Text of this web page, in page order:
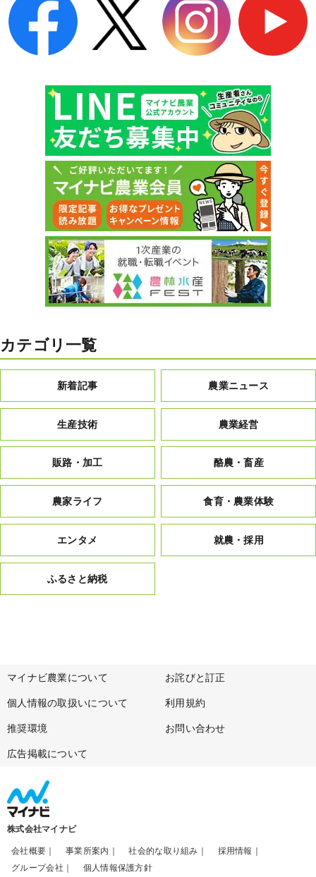
カテゴリ一覧
新着記事 農業ニュース
生産技術 農業経営
販路・加工 酪農・畜産
農家ライフ 食育・農業体験
エンタメ 就農・採用
ふるさと納税
マイナビ農業について お詫びと訂正
個人情報の取扱いについて 利用規約
推奨環境 お問い合わせ
広告掲載について
株式会社マイナビ
会社概要 事業所案内 社会的な取り組み
採用情報
グループ会社
個人情報保護方針